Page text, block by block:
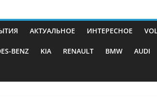
АКТУАЛЬНОЕ ИНТЕРЕСНОЕ
BENZ KIA RENAULT BMW AUDI